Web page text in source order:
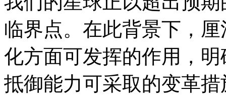
临界点。在此背景下，
化方面可发挥的作用，
抵御能力可采取的变革